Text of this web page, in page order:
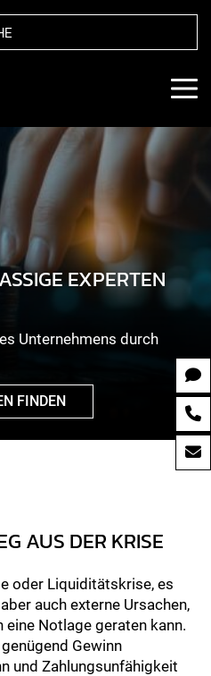
EXPERTEN
Unternehmens durch
FINDEN
AUS DER KRISE
oder Liquiditätskrise, es
auch externe Ursachen,
eine Notlage geraten kann.
Gewinn
und Zahlungsunfähigkeit